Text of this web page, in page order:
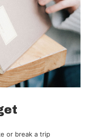
or break a trip